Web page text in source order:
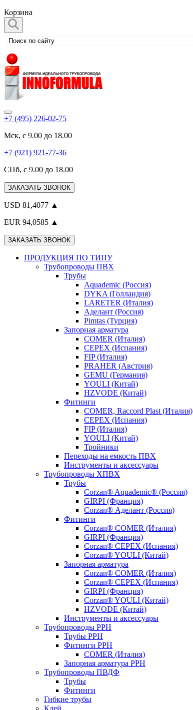
Корзина
+7 (495) 226-02-75
Мск, с 9.00 до 18.00
+7 (921) 921-77-36
СПб, с 9.00 до 18.00
ЗАКАЗАТЬ ЗВОНОК
USD 81,4077 ▲
EUR 94,0585 ▲
ЗАКАЗАТЬ ЗВОНОК
ПРОДУКЦИЯ ПО ТИПУ
Трубопроводы ПВХ
Трубы
Aquademic (Россия)
DYKA (Голландия)
LARETER (Италия)
Аделант (Россия)
Pimtas (Турция)
Запорная арматура
COMER (Италия)
CEPEX (Испания)
FIP (Италия)
PRAHER (Австрия)
GEMU (Германия)
YOULI (Китай)
HZVODE (Китай)
Фитинги
COMER, Raccord Plast (Италия)
CEPEX (Испания)
FIP (Италия)
YOULI (Китай)
Тройники
Переходы на емкость ПВХ
Инструменты и аксессуары
Трубопроводы ХПВХ
Трубы
Corzan® Aquademic® (Россия)
GIRPI (Франция)
Corzan® Аделант (Россия)
Фитинги
Corzan® COMER (Италия)
GIRPI (Франция)
Corzan® CEPEX (Испания)
Corzan® YOULI (Китай)
Запорная арматура
Corzan® COMER (Италия)
Corzan® CEPEX (Испания)
GIRPI (Франция)
Corzan® YOULI (Китай)
HZVODE (Китай)
Инструменты и аксессуары
Трубопроводы PPH
Трубы PPH
Фитинги PPH
COMER (Италия)
Запорная арматура PPH
Трубопроводы ПВДФ
Трубы
Фитинги
Гибкие трубы
Клей